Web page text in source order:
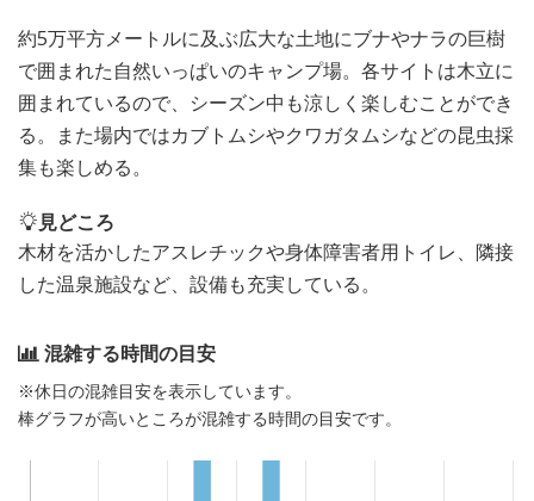
約5万平方メートルに及ぶ広大な土地にブナやナラの巨樹
で囲まれた自然いっぱいのキャンプ場。各サイトは木立に
囲まれているので、シーズン中も涼しく楽しむことができ
る。また場内ではカブトムシやクワガタムシなどの昆虫採
集も楽しめる。
見どころ
木材を活かしたアスレチックや身体障害者用トイレ、隣接
した温泉施設など、設備も充実している。
混雑する時間の目安
※休日の混雑目安を表示しています。
棒グラフが高いところが混雑する時間の目安です。